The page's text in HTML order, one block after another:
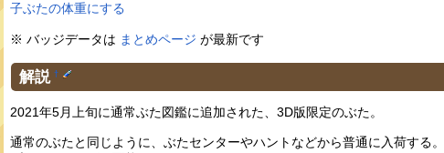
子ぶたの体重にする
※ バッジデータは まとめページ が最新です
解説 †
2021年5月上旬に通常ぶた図鑑に追加された、3D版限定のぶた。
通常のぶたと同じように、ぶたセンターやハントなどから普通に入荷する。